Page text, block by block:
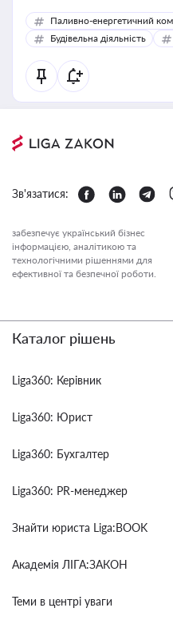
Паливно-енергетичний
Будівельна діяльність
Зв'язатися:
забезпечує український бізнес
інформацією, аналітикою та
технологічними рішеннями для
ефективної та безпечної роботи.
Каталог рішень
Liga360: Керівник
Liga360: Юрист
Liga360: Бухгалтер
Liga360: PR-менеджер
Знайти юриста Liga:BOOK
Академія ЛІГА:ЗАКОН
Теми в центрі уваги